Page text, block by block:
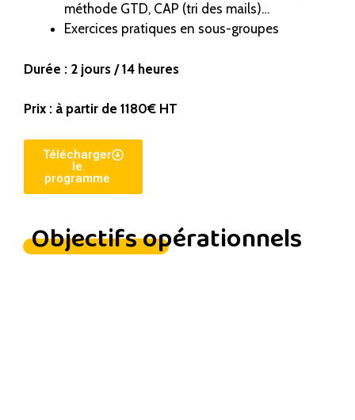
méthode GTD, CAP (tri des mails)…
Exercices pratiques en sous-groupes
Durée : 2 jours / 14 heures
Prix : à partir de 1180€ HT
Télécharger
le
programme
Objectifs opérationnels